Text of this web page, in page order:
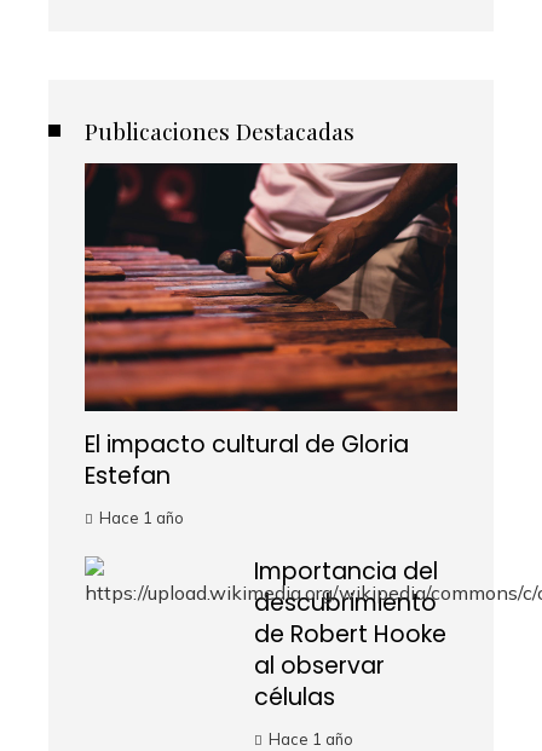
Publicaciones Destacadas
El impacto cultural de Gloria
Estefan
Hace 1 año
Importancia del
descubrimiento
de Robert Hooke
al observar
células
Hace 1 año